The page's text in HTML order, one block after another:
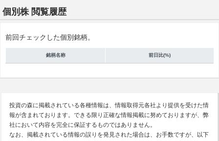
個別株 閲覧履歴
前回チェックした個別銘柄。
銘柄名称 前日比(%)
投資の森に掲載されている各種情報は、情報取得元各社より提供を受けた情
報が含まれております。できる限り正確な情報掲載に努めておりますが、弊
社において内容を完全に保証するものではありません。
なお、掲載されている情報の誤りを発見された場合は、お手数ですが、以下